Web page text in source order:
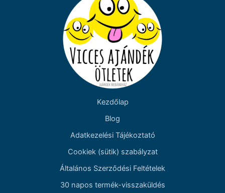
Kezdőlap
Blog
Adatkezelési Tájékoztató
Cookiek (sütik) szabályzat
Általános Szerződési Feltételek
30 napos termék-visszaküldés